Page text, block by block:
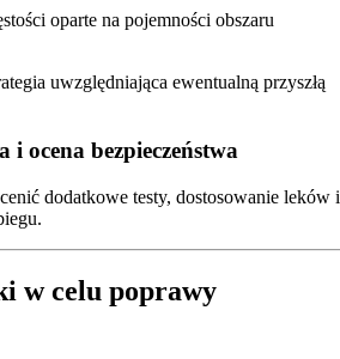
oparte na pojemności obszaru
uwzględniająca ewentualną przyszłą
i ocena bezpieczeństwa
dodatkowe testy, dostosowanie leków i
w celu poprawy